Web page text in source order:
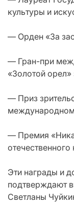
культуры и
— Орден «За
— Гран-при
«Золотой
— Приз
— Премия
отечественного
Эти награды и
подтверждают
Светланы